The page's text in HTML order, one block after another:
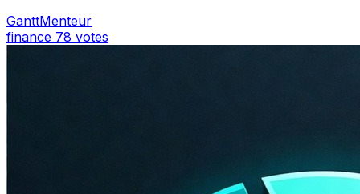
GanttMenteur
finance 78 votes